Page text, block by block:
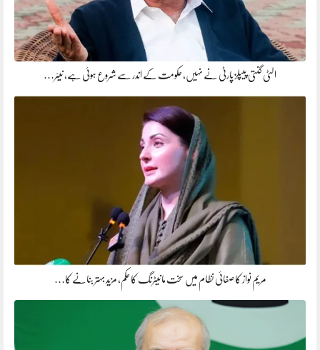
الٹی گنتی پیپلز پارٹی نے نہیں، حکومت کے اندر سے شروع ہوئی ہے، نیئر…
مریم نواز کا صفائی نظام میں سخت مانیٹرنگ کا حکم، مزید بہتر بنانے کا…